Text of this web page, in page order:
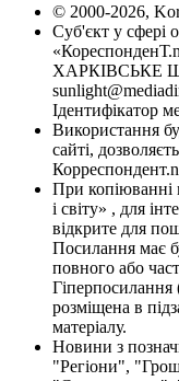
© 2000-2026,
Суб'єкт у сфері
ХАРКІВСЬКЕ
Ідентифікатор
Використання
сайті,
При копіюванні
і світу» , для
відкрите для
Посилання має
повного або
Гіперпосилання
розміщена в
матеріалу.
Новини з
"Регіони",